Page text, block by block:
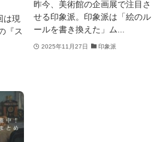
は現
『ス
昨今、美術館の企画展で注目さ
せる印象派。印象派は「絵のル
ールを書き換えた」ム...
2025年11月27日 印象派